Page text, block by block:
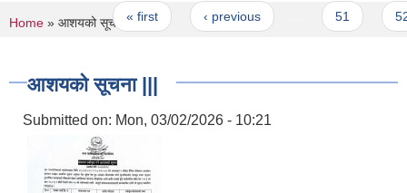
Pages
« first ‹ previous
You are here
Home » आशयको सूचना |||
आशयको सूचना |||
Submitted on: Mon, 03/02/2026 - 10:21